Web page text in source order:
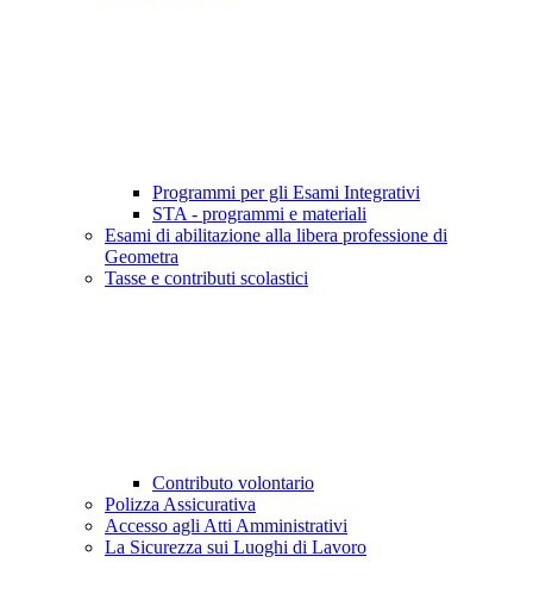
Programmi per gli Esami Integrativi
STA - programmi e materiali
Esami di abilitazione alla libera professione di
Geometra
Tasse e contributi scolastici
Contributo volontario
Polizza Assicurativa
Accesso agli Atti Amministrativi
La Sicurezza sui Luoghi di Lavoro